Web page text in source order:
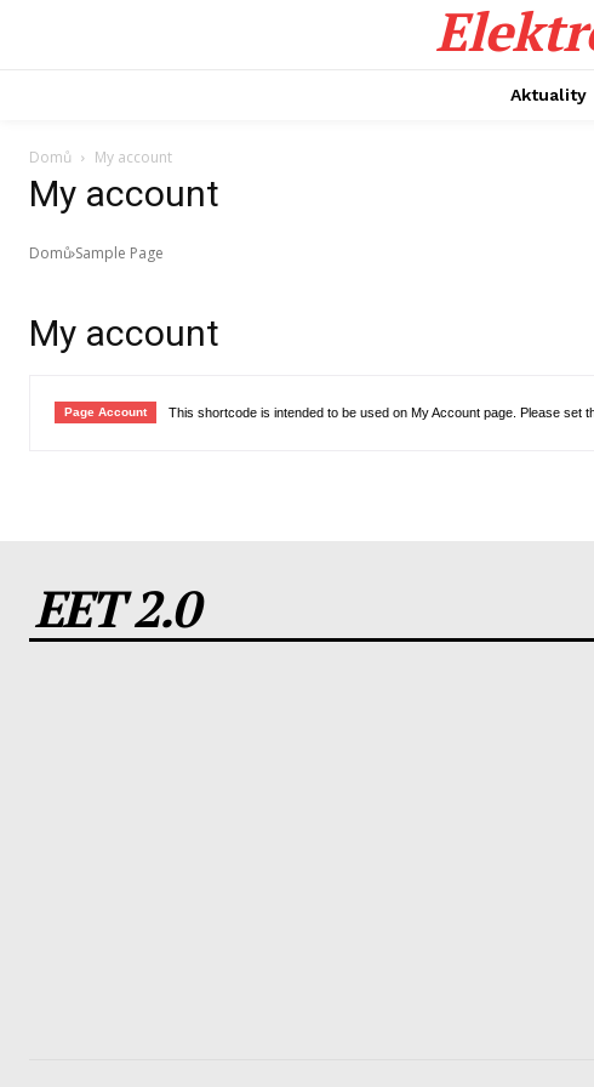
Aktuality
Domů My account
My account
Domů Sample Page
My account
Page Account This shortcode is intended to be used on My Account page. Please set
EET 2.0